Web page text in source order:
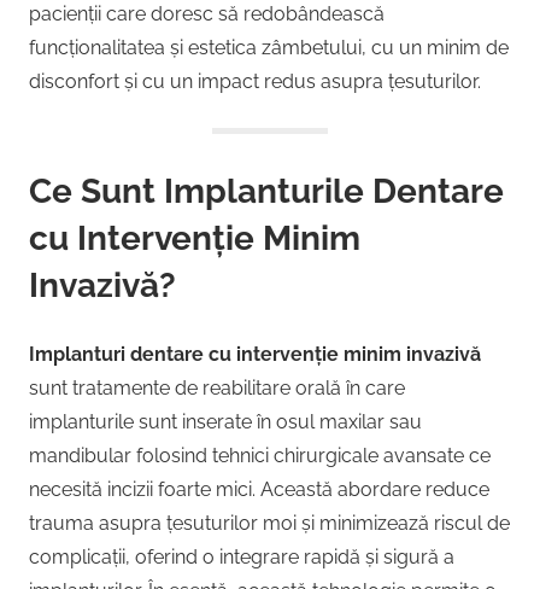
pacienții care doresc să redobândească
funcționalitatea și estetica zâmbetului, cu un minim de
disconfort și cu un impact redus asupra țesuturilor.
Ce Sunt Implanturile Dentare
cu Intervenție Minim
Invazivă?
Implanturi dentare cu intervenție minim invazivă
sunt tratamente de reabilitare orală în care
implanturile sunt inserate în osul maxilar sau
mandibular folosind tehnici chirurgicale avansate ce
necesită incizii foarte mici. Această abordare reduce
trauma asupra țesuturilor moi și minimizează riscul de
complicații, oferind o integrare rapidă și sigură a